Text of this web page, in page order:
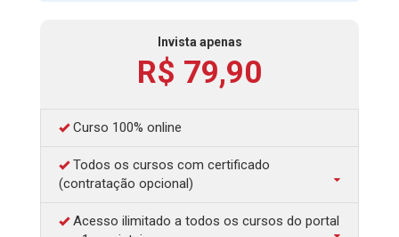
Invista apenas
R$ 79,90
Curso 100% online
Todos os cursos com certificado
(contratação opcional)
Acesso ilimitado a todos os cursos do portal